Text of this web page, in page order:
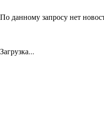
По данному запросу нет
Загрузка...